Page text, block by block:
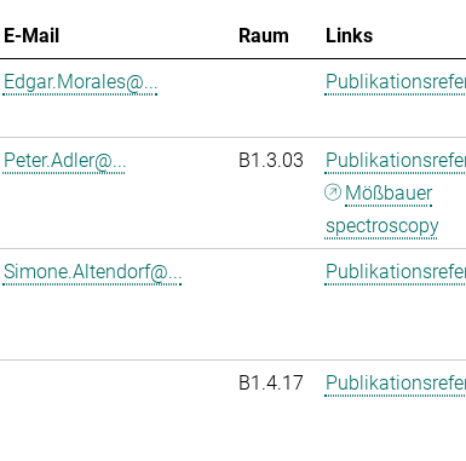
E-Mail Raum
Links
Edgar.Morales@...
Peter.Adler@... B1.3.03
Mößbauer
spectroscopy
Simone.Altendorf@...
B1.4.17